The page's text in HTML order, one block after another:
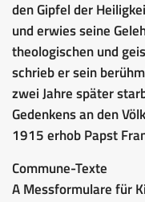
den Gipfel der
und erwies seine
theologischen und
schrieb er sein
zwei Jahre später
Gedenkens an den
1915 erhob Papst
Commune-Texte
A Messformulare für